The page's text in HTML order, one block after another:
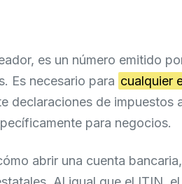
es un número emitido
Es necesario para cualquier
declaraciones de impuestos
para negocios.
abrir una cuenta